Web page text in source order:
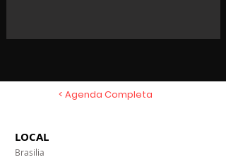
< Agenda Completa
LOCAL
Brasilia